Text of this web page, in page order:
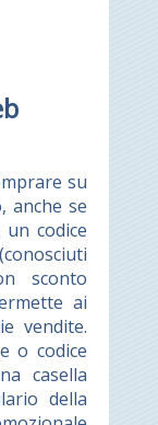
su
anche se
codice
sconto
ai
vendite.
o codice
casella
della